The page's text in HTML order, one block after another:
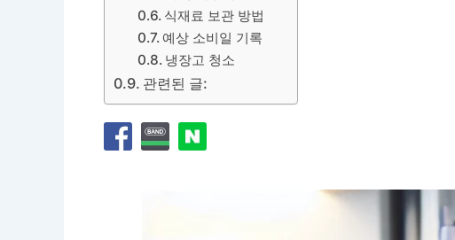
식재료 보관 방법
예상 소비일 기록
냉장고 청소
관련된 글: